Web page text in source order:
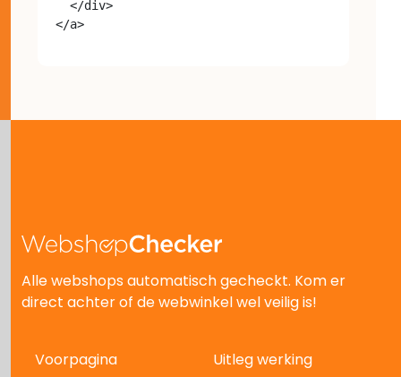
Alle webshops automatisch gecheckt. Kom er
direct achter of de webwinkel wel veilig is!
Voorpagina
Uitleg werking